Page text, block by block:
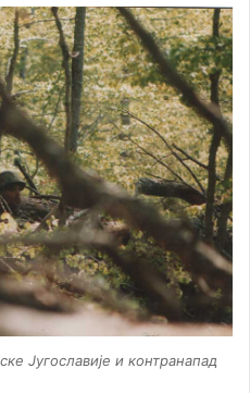
Југославије и контранапад